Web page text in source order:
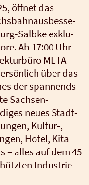
öff­net das
Salb­ke exklu­
Ab 17:00 Uhr
META
über das
der span­nends­
Sach­sen-
neu­es Stadt­
Kultur‑,
Hotel, Kita
– alles auf dem 45
Indus­trie­